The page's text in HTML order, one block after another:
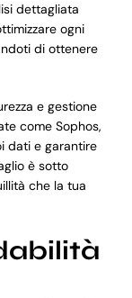
dettagliata
ogni
di ottenere
e gestione
come Sophos,
dati e garantire
è sotto
che la tua